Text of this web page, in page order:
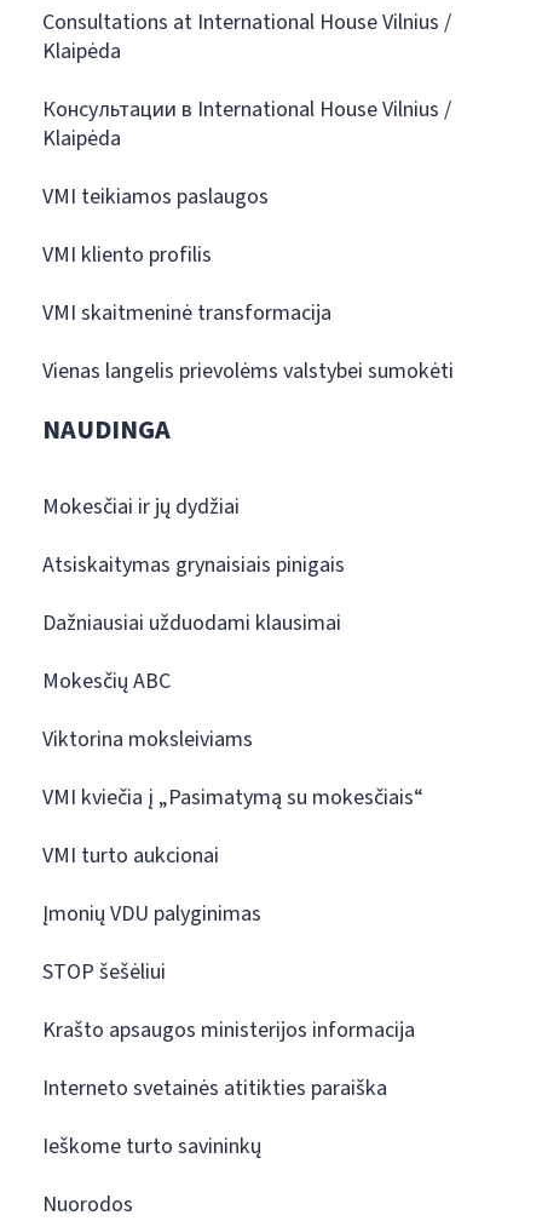
Consultations at International House Vilnius /
Klaipėda
Консультации в International House Vilnius /
Klaipėda
VMI teikiamos paslaugos
VMI kliento profilis
VMI skaitmeninė transformacija
Vienas langelis prievolėms valstybei sumokėti
NAUDINGA
Mokesčiai ir jų dydžiai
Atsiskaitymas grynaisiais pinigais
Dažniausiai užduodami klausimai
Mokesčių ABC
Viktorina moksleiviams
VMI kviečia į „Pasimatymą su mokesčiais“
VMI turto aukcionai
Įmonių VDU palyginimas
STOP šešėliui
Krašto apsaugos ministerijos informacija
Interneto svetainės atitikties paraiška
Ieškome turto savininkų
Nuorodos